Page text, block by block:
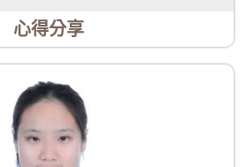
心得分享